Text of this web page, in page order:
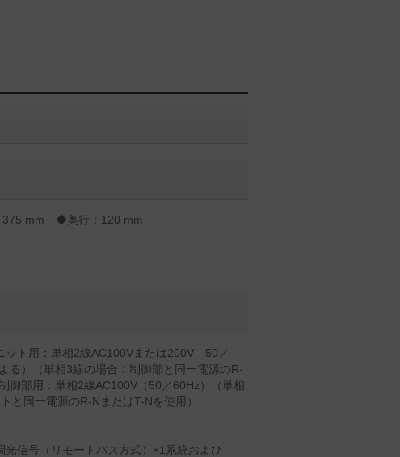
mm ◆奥行：120 mm
ト用：単相2線AC100Vまたは200V 50／
る）（単相3線の場合：制御部と同一電源のR-
御部用：単相2線AC100V（50／60Hz）（単相
と同一電源のR-NまたはT-Nを使用）
信号（リモートバス方式）×1系統および